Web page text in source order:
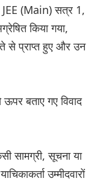
(Main) सत्र 1,
किया गया,
से प्राप्त हुए और उन
बताए गए विवाद
सामग्री, सूचना या
उम्मीदवारों